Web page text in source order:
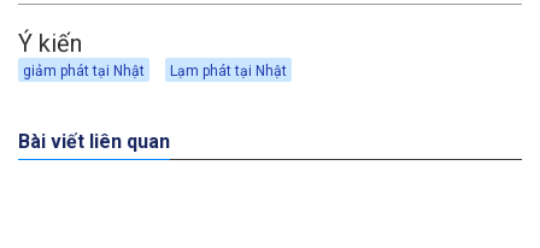
Ý kiến
giảm phát tại Nhật Lạm phát tại Nhật
Bài viết liên quan